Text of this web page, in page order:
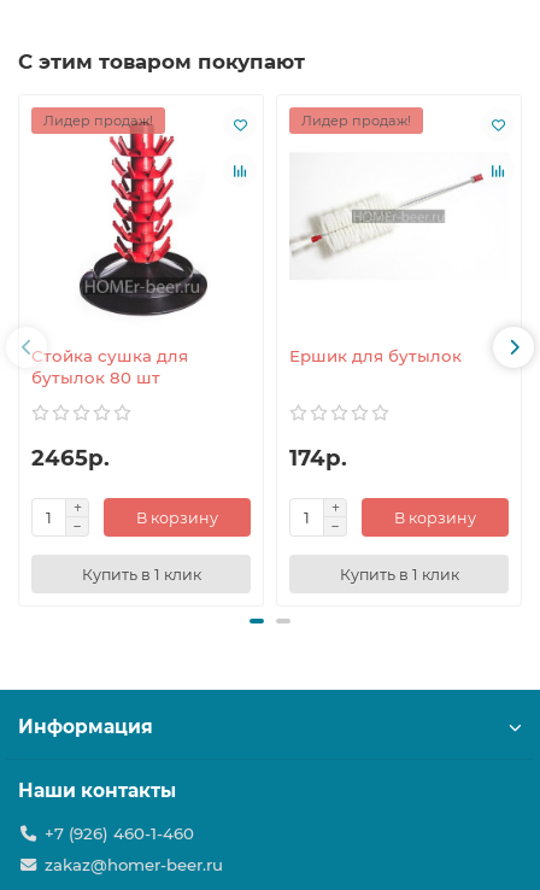
С этим товаром покупают
Лидер продаж!
Стойка сушка для
бутылок 80 шт
2465р.
В корзину
Купить в 1 клик
Лидер продаж!
Ершик для бутылок
174р.
В корзину
Купить в 1 клик
Информация
Наши контакты
+7 (926) 460-1-460
zakaz@homer-beer.ru